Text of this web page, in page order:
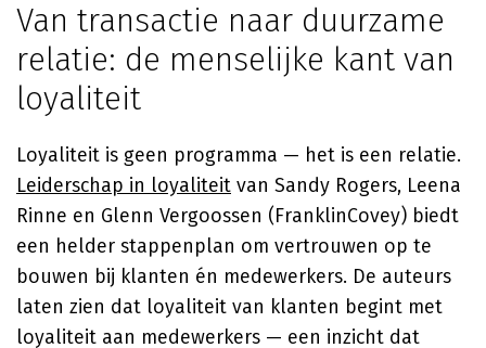
Van transactie naar duurzame
relatie: de menselijke kant van
loyaliteit
Loyaliteit is geen programma — het is een relatie.
Leiderschap in loyaliteit van Sandy Rogers, Leena
Rinne en Glenn Vergoossen (FranklinCovey) biedt
een helder stappenplan om vertrouwen op te
bouwen bij klanten én medewerkers. De auteurs
laten zien dat loyaliteit van klanten begint met
loyaliteit aan medewerkers — een inzicht dat